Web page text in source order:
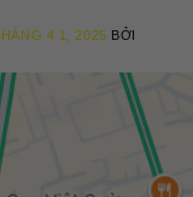
4 1, 2025 BỞI